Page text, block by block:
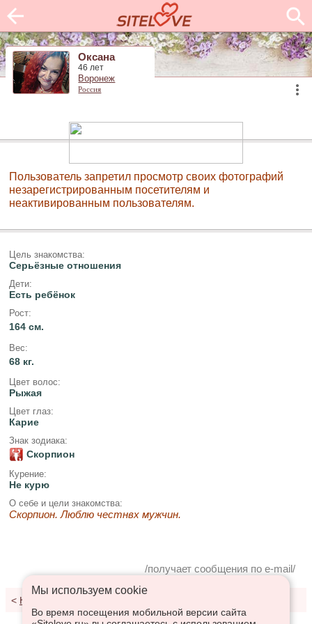
Оксана
46 лет
Воронеж
Россия
Пользователь запретил просмотр своих фотографий
незарегистрированным посетителям и
неактивированным пользователям.
Цель знакомства:
Серьёзные отношения
Дети:
Есть ребёнок
Рост:
164 см.
Вес:
68 кг.
Цвет волос:
Рыжая
Цвет глаз:
Карие
Знак зодиака:
Скорпион
Курение:
Не курю
О себе и цели знакомства:
Скорпион. Люблю честнвх мужчин.
/получает сообщения по e-mail/
< К результатам поиска
Мы используем сookie
Во время посещения мобильной версии сайта